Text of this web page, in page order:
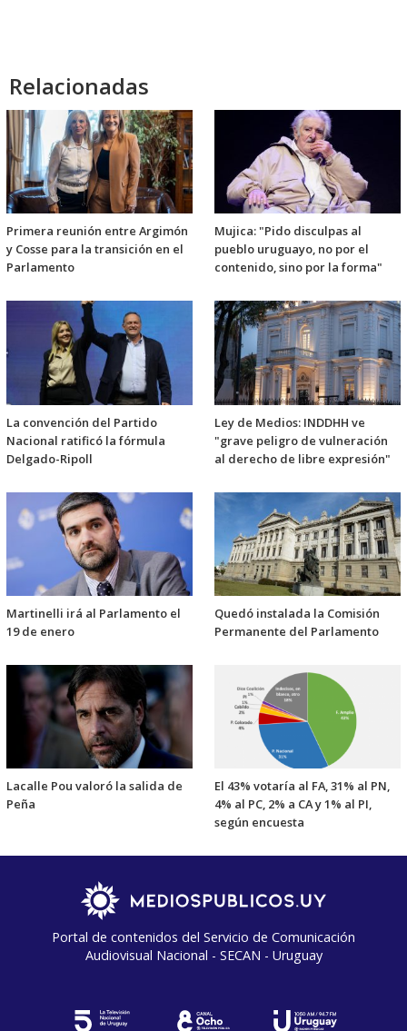
Relacionadas
Primera reunión entre Argimón
y Cosse para la transición en el
Parlamento
Mujica: "Pido disculpas al
pueblo uruguayo, no por el
contenido, sino por la forma"
La convención del Partido
Nacional ratificó la fórmula
Delgado-Ripoll
Ley de Medios: INDDHH ve
"grave peligro de vulneración
al derecho de libre expresión"
Martinelli irá al Parlamento el
19 de enero
Quedó instalada la Comisión
Permanente del Parlamento
Lacalle Pou valoró la salida de
Peña
El 43% votaría al FA, 31% al PN,
4% al PC, 2% a CA y 1% al PI,
según encuesta
Portal de contenidos del Servicio de Comunicación
Audiovisual Nacional - SECAN - Uruguay